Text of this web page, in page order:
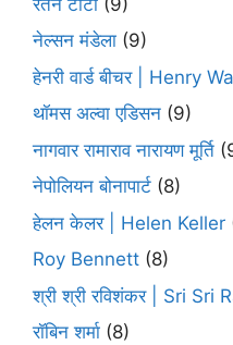
नेल्सन मंडेला (9)
हेनरी वार्ड बीचर | Henry
थॉमस अल्वा एडिसन (9)
नागवार रामाराव नारायण मूर्ति
नेपोलियन बोनापार्ट (8)
हेलन केलर | Helen Keller
Roy Bennett (8)
श्री श्री रविशंकर | Sri Sri
रॉबिन शर्मा (8)